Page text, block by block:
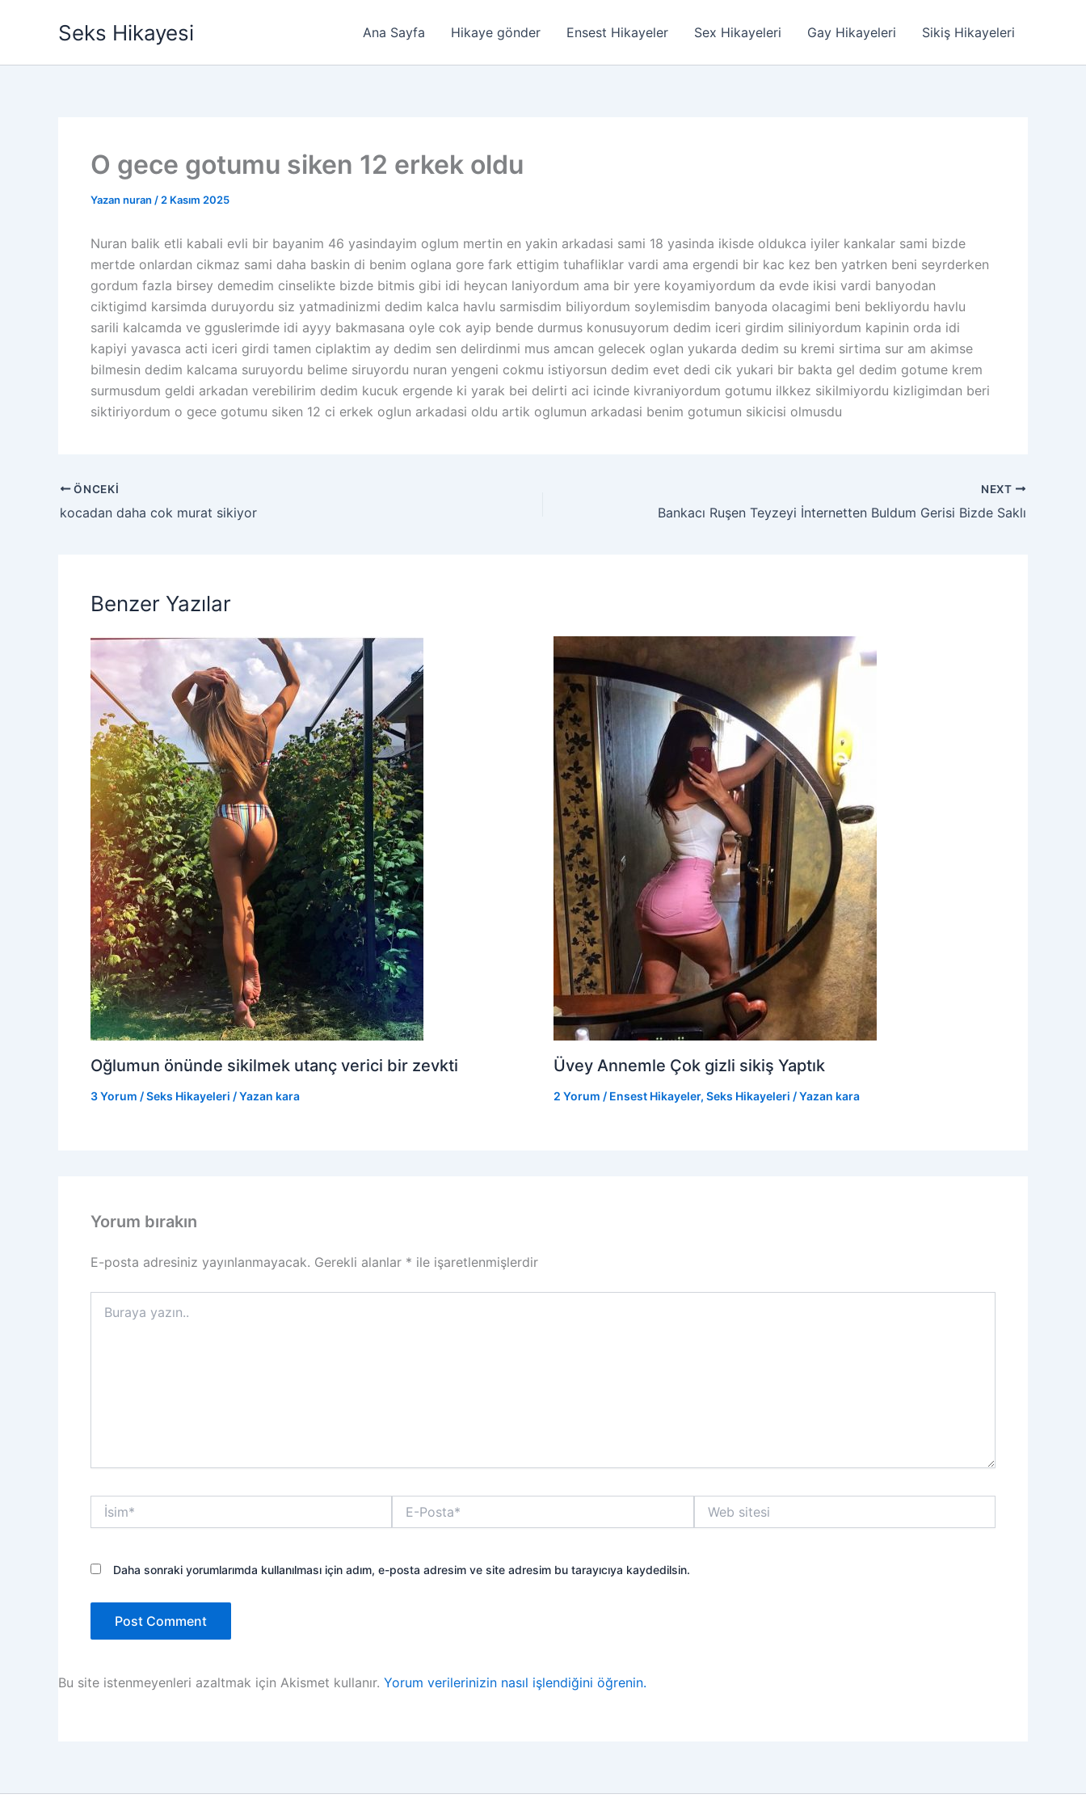
Seks Hikayesi Ana Sayfa Hikaye gönder Ensest Hikayeler Sex Hikayeleri Gay Hikayeleri Sikiş Hikayeleri
O gece gotumu siken 12 erkek oldu
Yazan nuran / 2 Kasım 2025
Nuran balik etli kabali evli bir bayanim 46 yasindayim oglum mertin en yakin arkadasi sami 18 yasinda ikisde oldukca iyiler kankalar sami bizde
mertde onlardan cikmaz sami daha baskin di benim oglana gore fark ettigim tuhafliklar vardi ama ergendi bir kac kez ben yatrken beni seyrderken
gordum fazla birsey demedim cinselikte bizde bitmis gibi idi heycan laniyordum ama bir yere koyamiyordum da evde ikisi vardi banyodan
ciktigimd karsimda duruyordu siz yatmadinizmi dedim kalca havlu sarmisdim biliyordum soylemisdim banyoda olacagimi beni bekliyordu havlu
sarili kalcamda ve gguslerimde idi ayyy bakmasana oyle cok ayip bende durmus konusuyorum dedim iceri girdim siliniyordum kapinin orda idi
kapiyi yavasca acti iceri girdi tamen ciplaktim ay dedim sen delirdinmi mus amcan gelecek oglan yukarda dedim su kremi sirtima sur am akimse
bilmesin dedim kalcama suruyordu belime siruyordu nuran yengeni cokmu istiyorsun dedim evet dedi cik yukari bir bakta gel dedim gotume krem
surmusdum geldi arkadan verebilirim dedim kucuk ergende ki yarak bei delirti aci icinde kivraniyordum gotumu ilkkez sikilmiyordu kizligimdan beri
siktiriyordum o gece gotumu siken 12 ci erkek oglun arkadasi oldu artik oglumun arkadasi benim gotumun sikicisi olmusdu
ÖNCEKI
kocadan daha cok murat sikiyor
NEXT
Bankacı Ruşen Teyzeyi İnternetten Buldum Gerisi Bizde Saklı
Benzer Yazılar
Oğlumun önünde sikilmek utanç verici bir zevkti
3 Yorum /Seks Hikayeleri / Yazan kara
Üvey Annemle Çok gizli sikiş Yaptık
2 Yorum / Ensest Hikayeler, Seks Hikayeleri / Yazan kara
Yorum bırakın
E-posta adresiniz yayınlanmayacak. Gerekli alanlar * ile işaretlenmişlerdir
yazın..
İsim*
Posta*
sitesi
Daha sonraki yorumlarımda kullanılması için adım, e-posta adresim ve site adresim bu tarayıcıya kaydedilsin.
Bu site istenmeyenleri azaltmak için Akismet kullanır. Yorum verilerinizin nasıl işlendiğini öğrenin.